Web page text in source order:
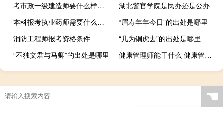
考市政一级建造师要什么样的条件
湖北警官学院是民办还是公办
本科报考执业药师需要什么条件
“眉寿年年今日”的出处是哪里
消防工程师报考资格条件
“几为铜虎去”的出处是哪里
“不独文君与马卿”的出处是哪里
健康管理师能干什么 健康管理师有什么用
☚